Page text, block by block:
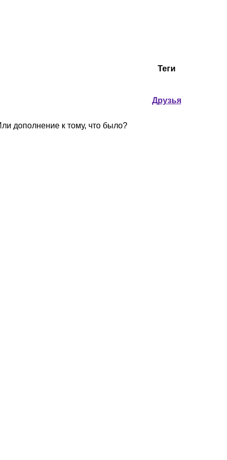
Теги
Друзья
дополнение к тому, что было?